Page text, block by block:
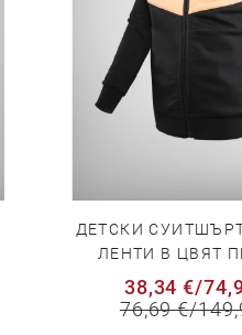
ДЕТСКИ
ЛЕНТИ В ЦВЯТ
38,34 €/
76,69 €/